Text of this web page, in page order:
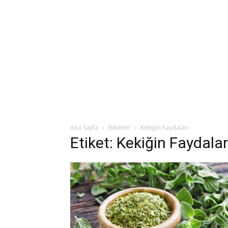
Ana Sayfa Etiketler Kekiğin Faydaları
Etiket: Kekiğin